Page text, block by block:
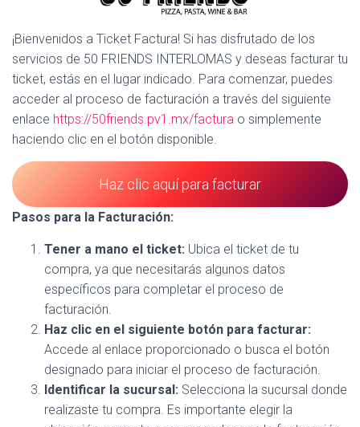
¡Bienvenidos a Ticket Factura! Si has disfrutado de los
servicios de 50 FRIENDS INTERLOMAS y deseas facturar tu
ticket, estás en el lugar indicado. Para comenzar, puedes
acceder al proceso de facturación a través del siguiente
enlace https://50friends.pv1.mx/factura o simplemente
haciendo clic en el botón disponible.
Haz clic aquí para facturar
Pasos para la Facturación:
Tener a mano el ticket: Ubica el ticket de tu
compra, ya que necesitarás algunos datos
específicos para completar el proceso de
facturación.
Haz clic en el siguiente botón para facturar:
Accede al enlace proporcionado o busca el botón
designado para iniciar el proceso de facturación.
Identificar la sucursal: Selecciona la sucursal donde
realizaste tu compra. Es importante elegir la